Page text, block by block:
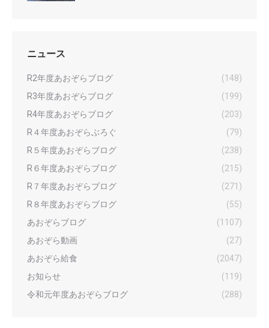
ニュース
R2年度あおぞらブログ
(148)
R3年度あおぞらブログ
(199)
R4年度あおぞらブログ
(203)
R４年度あおぞらぶろぐ
(79)
R５年度あおぞらブログ
(238)
R６年度あおぞらブログ
(215)
R７年度あおぞらブログ
(271)
R８年度あおぞらブログ
(55)
あおぞらブログ
(1107)
あおぞら動画
(27)
あおぞら給食
(2047)
お知らせ
(119)
令和元年度あおぞらブログ
(288)